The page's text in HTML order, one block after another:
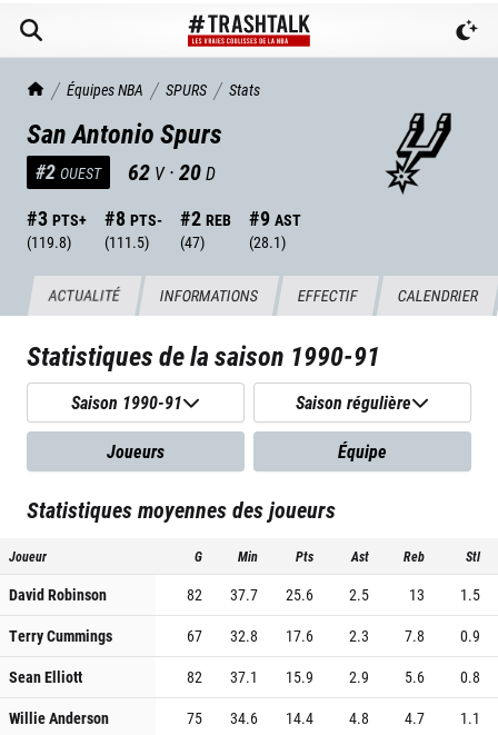
TrashTalk Actu NBA
Équipes NBA SPURS Stats
San Antonio Spurs
#2 OUEST 62 V ·20D
#3 PTS+
(119.8)
#8 PTS-
(111.5)
#2 REB
(47)
#9 AST
(28.1)
ACTUALITÉ INFORMATIONS EFFECTIF CALENDRIER
Statistiques de la saison 1990-91
Saison 1990-91 Saison régulière
Joueurs Équipe
Statistiques moyennes des joueurs
Joueur G Min Pts Ast Reb Stl
David Robinson 82 37.7 25.6 2.5 13
1.5
Terry Cummings
67 32.8 17.6 2.3 7.8
0.9
Sean Elliott
82 37.1 15.9 2.9 5.6
0.8
Willie Anderson
75 34.6 14.4 4.8 4.7
1.1